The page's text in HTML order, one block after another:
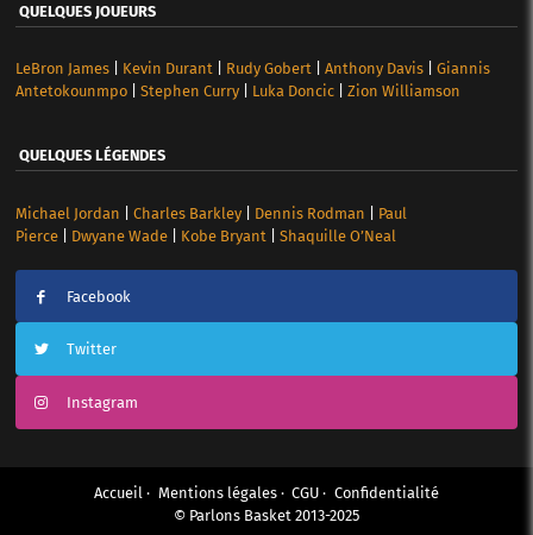
QUELQUES JOUEURS
LeBron James| Kevin Durant| Rudy Gobert| Anthony Davis| Giannis
Antetokounmpo| Stephen Curry| Luka Doncic| Zion Williamson
QUELQUES LÉGENDES
Michael Jordan Charles Barkley| Dennis Rodman
Paul
Pierce| Dwyane Wade| Kobe Bryant Shaquille O’Neal
Facebook
Twitter
Instagram
Accueil Mentions légales CGU
Confidentialité
© Parlons Basket 2013-2025